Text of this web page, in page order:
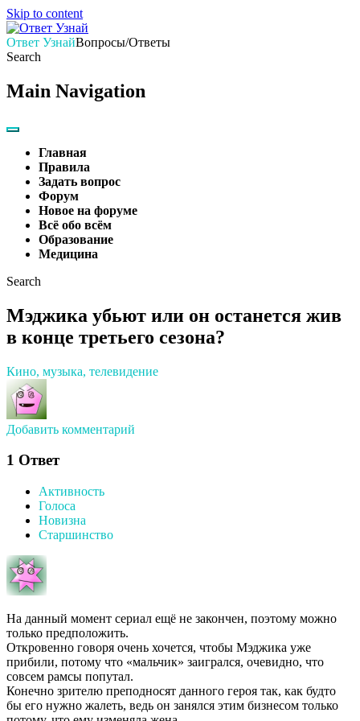
Skip to content
Ответ УзнайВопросы/Ответы
Search
Main Navigation
Главная
Правила
Задать вопрос
Форум
Новое на форуме
Всё обо всём
Образование
Медицина
Search
Мэджика убьют или он останется жив
в конце третьего сезона?
Кино, музыка, телевидение
Добавить комментарий
1 Ответ
Активность
Голоса
Новизна
Старшинство
На данный момент сериал ещё не закончен, поэтому можно
только предположить.
Откровенно говоря очень хочется, чтобы Мэджика уже
прибили, потому что «мальчик» заигрался, очевидно, что
совсем рамсы попутал.
Конечно зрителю преподносят данного героя так, как будто
бы его нужно жалеть, ведь он занялся этим бизнесом только